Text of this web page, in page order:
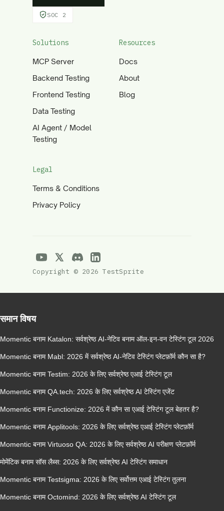
SOC 2
Solutions
MCP Server
Backend Testing
Frontend Testing
Data Testing
AI Agent / Model
Testing
Resources
Docs
About
Blog
Legal
Terms & Conditions
Privacy Policy
Copyright © 2026 TestSprite
समान विषय
Momentic बनाम Katalon: सर्वश्रेष्ठ AI-नेटिव बनाम ऑल-इन-वन टेस्टिंग टूल 2026
Momentic बनाम Mabl: 2026 में सर्वश्रेष्ठ AI-नेटिव टेस्टिंग प्लेटफ़ॉर्म कौन सा है?
Momentic बनाम Testim: 2026 के लिए सर्वश्रेष्ठ एआई टेस्टिंग टूल
Momentic बनाम QA.tech: 2026 के लिए सर्वश्रेष्ठ AI टेस्टिंग एजेंट
Momentic बनाम Functionize: 2026 में कौन सा एआई टेस्टिंग टूल बेहतर है?
Momentic बनाम Applitools: 2026 के लिए सर्वश्रेष्ठ एआई टेस्टिंग प्लेटफ़ॉर्म
Momentic बनाम Virtuoso QA: 2026 के लिए सर्वश्रेष्ठ AI परीक्षण प्लेटफ़ॉर्म
मोमेंटिक बनाम सॉस लैब्स: 2026 के लिए सर्वश्रेष्ठ AI टेस्टिंग समाधान
Momentic बनाम Testsigma: 2026 के लिए सर्वोत्तम एआई टेस्टिंग तुलना
Momentic बनाम Octomind: 2026 के लिए सर्वश्रेष्ठ AI टेस्टिंग टूल